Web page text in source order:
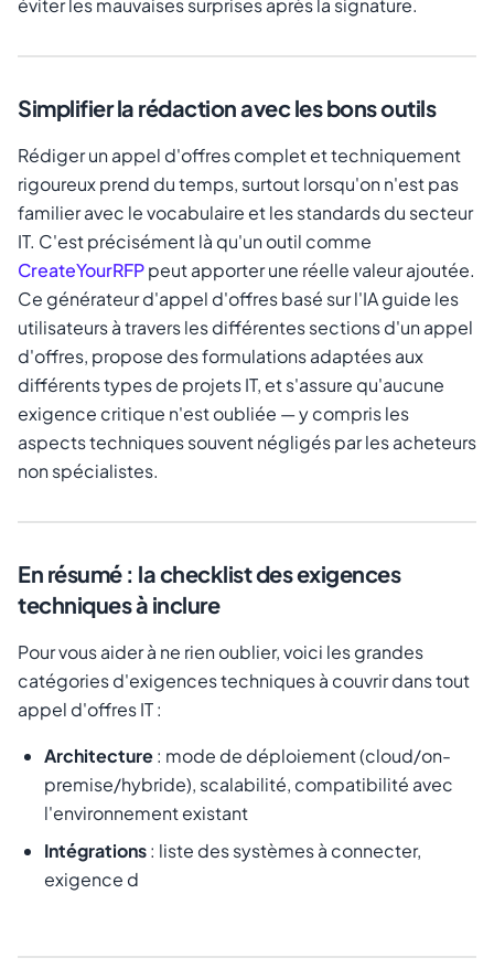
éviter les mauvaises surprises après la signature.
Simplifier la rédaction avec les bons outils
Rédiger un appel d'offres complet et techniquement
rigoureux prend du temps, surtout lorsqu'on n'est pas
familier avec le vocabulaire et les standards du secteur
IT. C'est précisément là qu'un outil comme
CreateYourRFPpeut apporter une réelle valeur ajoutée.
Ce générateur d'appel d'offres basé sur l'IA guide les
utilisateurs à travers les différentes sections d'un appel
d'offres, propose des formulations adaptées aux
différents types de projets IT, et s'assure qu'aucune
exigence critique n'est oubliée — y compris les
aspects techniques souvent négligés par les acheteurs
non spécialistes.
En résumé : la checklist des exigences
techniques à inclure
Pour vous aider à ne rien oublier, voici les grandes
catégories d'exigences techniques à couvrir dans tout
appel d'offres IT :
Architecture: mode de déploiement (cloud/on-
premise/hybride), scalabilité, compatibilité avec
l'environnement existant
Intégrations: liste des systèmes à connecter,
exigence d